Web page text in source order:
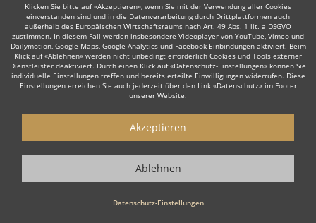
Wie funktioniert's?
Starten Sie mit dem Button 'Kostenlos anfragen' eine Anfrage an die für
Sie interessanten Bands - also z. B. bestimmte Schlagerbands &
Klicken Sie bitte auf «Akzeptieren», wenn Sie mit der Verwendung aller Cookies
einverstanden sind und in die Datenverarbeitung durch Drittplattformen auch
außerhalb des Europäischen Wirtschaftsraums nach Art. 49 Abs. 1 lit. a DSGVO
zustimmen. In diesem Fall werden insbesondere Videoplayer von YouTube, Vimeo und
Dailymotion, Google Maps, Google Analytics und Facebook-Einbindungen aktiviert. Beim
Klick auf «Ablehnen» werden nicht unbedingt erforderlich Cookies und Tools externer
Dienstleister deaktiviert. Durch einen Klick auf «Datenschutz-Einstellungen» können Sie
individuelle Einstellungen treffen und bereits erteilte Einwilligungen widerrufen. Diese
Einstellungen erreichen Sie auch jederzeit über den Link «Datenschutz» im Footer
unserer Website.
Datenschutz-Einstellungen
Akzeptieren
Ablehnen